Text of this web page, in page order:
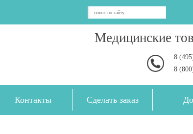
Медицинские
8
8
Контакты Сделать заказ